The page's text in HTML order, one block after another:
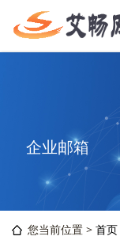
企业邮箱
您当前位置 > 首页